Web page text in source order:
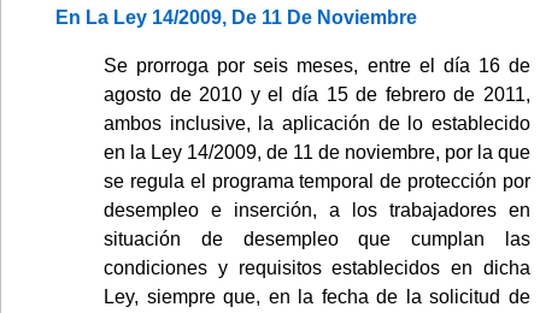
En La Ley 14/2009, De 11 De Noviembre
Se prorroga por seis meses, entre el día 16 de
agosto de 2010 y el día 15 de febrero de 2011,
ambos inclusive, la aplicación de lo establecido
en la Ley 14/2009, de 11 de noviembre, por la que
se regula el programa temporal de protección por
desempleo e inserción, a los trabajadores en
situación de desempleo que cumplan las
condiciones y requisitos establecidos en dicha
Ley, siempre que, en la fecha de la solicitud de